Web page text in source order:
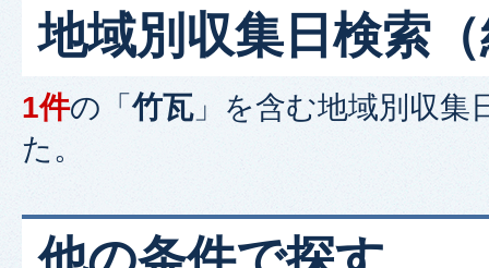
地域別収集日検索
1件の「 竹瓦」を含む地域別収集
た。